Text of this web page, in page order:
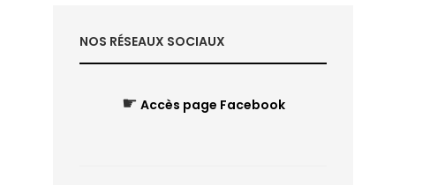
NOS RÉSEAUX SOCIAUX
☛ Accès page Facebook